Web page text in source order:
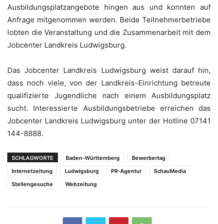
Ausbildungsplatzangebote hingen aus und konnten auf
Anfrage mitgenommen werden. Beide Teilnehmerbetriebe
lobten die Veranstaltung und die Zusammenarbeit mit dem
Jobcenter Landkreis Ludwigsburg.
Das Jobcenter Landkreis Ludwigsburg weist darauf hin,
dass noch viele, von der Landkreis-Einrichtung betreute
qualifizierte Jugendliche nach einem Ausbildungsplatz
sucht. Interessierte Ausbildungsbetriebe erreichen das
Jobcenter Landkreis Ludwigsburg unter der Hotline 07141
144-8888.
SCHLAGWORTE Baden-Württemberg
Bewerbertag
Internetzeitung
Ludwigsburg PR-Agentur
SchauMedia
Stellengesuche
Webzeitung